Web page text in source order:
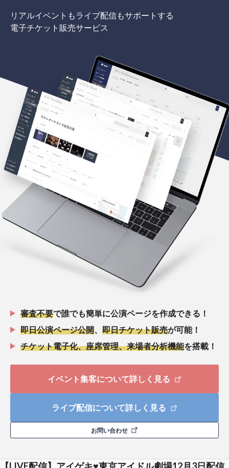
リアルイベントもライブ配信もサポートする
電子チケット販売サービス
審査不要で誰でも簡単に公演ページを作成できる！
即日公演ページ公開
即日チケット販売が可能！
チケット電子化、座席管理、来場者分析機能を搭載！
イベント集客について詳しく見る
ライブ配信について詳しく見る
お問い合わせ
【LIVE配信】アイゲキ♥東京アイドル劇場12月3日配信